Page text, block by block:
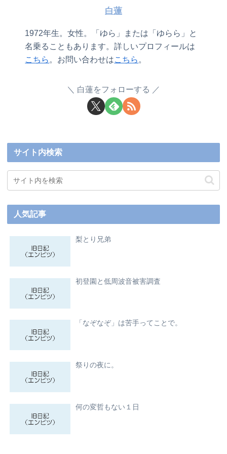
白蓮
1972年生。女性。「ゆら」または「ゆらら」と
名乗ることもあります。詳しいプロフィールは
こちら。お問い合わせはこちら。
白蓮をフォローする
サイト内検索
人気記事
梨とり兄弟
初登園と低周波音被害調査
「なぞなぞ」は苦手ってことで。
祭りの夜に。
何の変哲もない１日